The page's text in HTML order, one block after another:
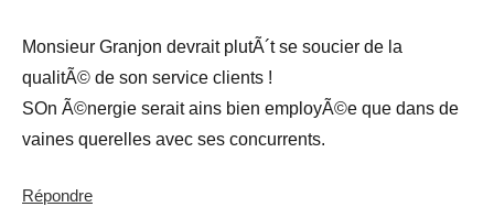
Monsieur Granjon devrait plutÃ´t se soucier de la
qualitÃ© de son service clients !
SOn Ã©nergie serait ains bien employÃ©e que dans de
vaines querelles avec ses concurrents.
Répondre